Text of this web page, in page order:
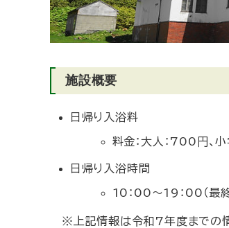
施設概要
日帰り入浴料
料金：大人：700円、
日帰り入浴時間
10：00～19：00（最
※上記情報は令和7年度までの情